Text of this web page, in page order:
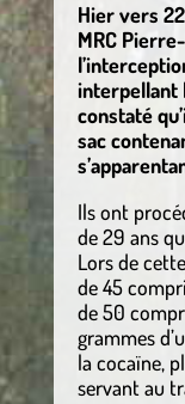
Hier vers
MRC
interpellant
constaté
sac
Ils ont
de 29 ans
Lors de
de 45
de 50
grammes
la cocaïne,
servant au